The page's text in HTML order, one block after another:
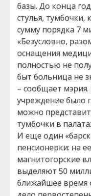
базы. До конца
стулья,
сумму порядка 7
«Безусловно,
оснащения
полностью не
быт больница не
– сообщает
учреждение было
можно
тумбочки в
И еще один
пенсионерки: на
магнитогорские
выделяют 50
ближайшее время